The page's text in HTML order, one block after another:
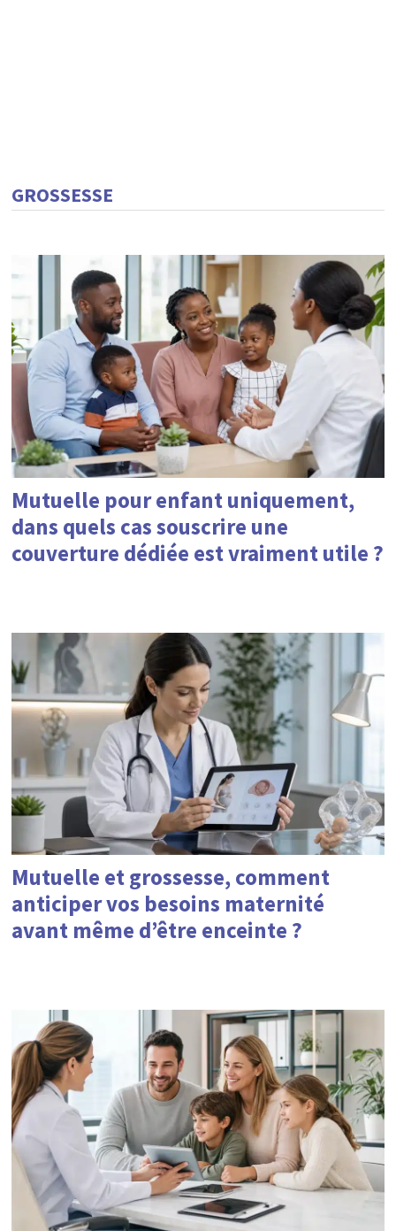
GROSSESSE
Mutuelle pour enfant uniquement,
dans quels cas souscrire une
couverture dédiée est vraiment utile ?
Mutuelle et grossesse, comment
anticiper vos besoins maternité
avant même d’être enceinte ?